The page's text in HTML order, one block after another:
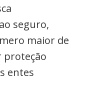
seguro,
maior de
proteção
entes